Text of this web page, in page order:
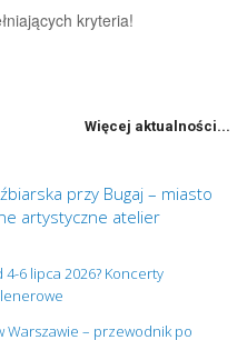
kryteria!
Więcej aktualności...
przy Bugaj – miasto
artystyczne atelier
6 lipca 2026? Koncerty
Warszawie – przewodnik po